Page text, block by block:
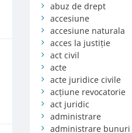
abuz de drept
accesiune
accesiune naturala
acces la justiție
act civil
acte
acte juridice civile
acțiune revocatorie
act juridic
administrare
administrare bunuri